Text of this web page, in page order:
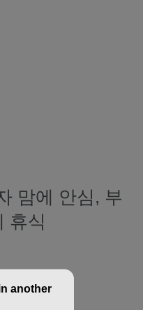
맘에 안심, 부
휴식